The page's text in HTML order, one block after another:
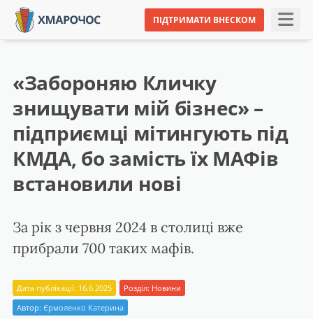
ПІДТРИМАТИ ВНЕСКОМ
«Забороняю Кличку
знищувати мій бізнес» –
підприємці мітингують під
КМДА, бо замість їх МАФів
встановили нові
За рік з червня 2024 в столиці вже
прибрали 700 таких мафів.
Дата публікації: 16.6.2025 Розділ: Новини
Автор: Єрмоленко Катерина